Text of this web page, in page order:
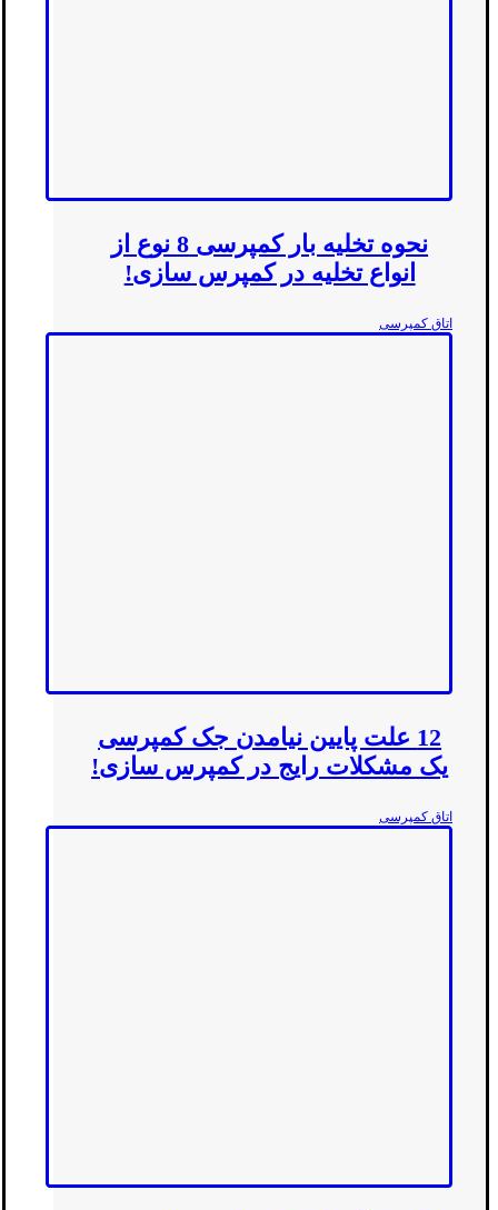
نحوه تخلیه بار کمپرسی 8 نوع از
انواع تخلیه در کمپرس سازی!
اتاق کمپرسی
12 علت پایین نیامدن جک کمپرسی
یک مشکلات رایج در کمپرس سازی!
اتاق کمپرسی